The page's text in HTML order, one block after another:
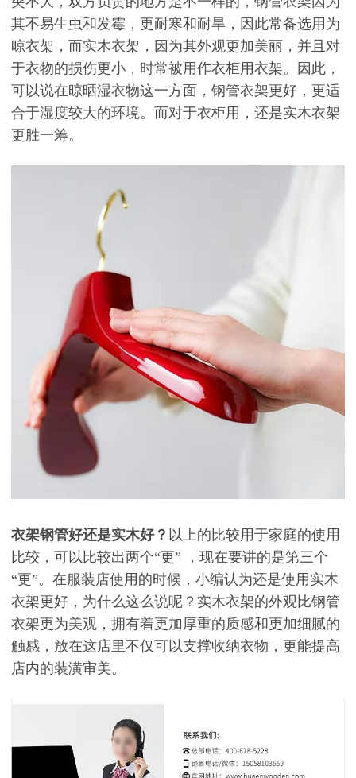
其不易生虫和发霉，更耐寒和耐旱，因此常备选用为
晾衣架，而实木衣架，因为其外观更加美丽，并且对
于衣物的损伤更小，时常被用作衣柜用衣架。因此，
可以说在晾晒湿衣物这一方面，钢管衣架更好，更适
合于湿度较大的环境。而对于衣柜用，还是实木衣架
更胜一筹。
衣架钢管好还是实木好？ 以上的比较用于家庭的使用
比较，可以比较出两个“更”
，现在要讲的是第三个
“更”。在服装店使用的时候，小编认为还是使用实木
衣架更好，为什么这么说呢？实木衣架的外观比钢管
衣架更为美观，拥有着更加厚重的质感和更加细腻的
触感，放在这店里不仅可以支撑收纳衣物，更能提高
店内的装潢审美。